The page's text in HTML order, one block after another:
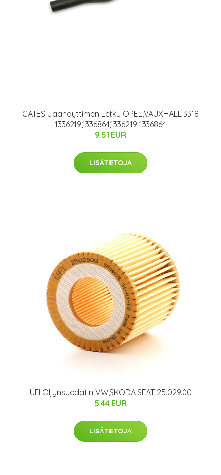
GATES Jäähdyttimen Letku OPEL,VAUXHALL 3318
1336219,1336864,1336219 1336864
9.51 EUR
LISÄTIETOJA
UFI Öljynsuodatin VW,SKODA,SEAT 25.029.00
5.44 EUR
LISÄTIETOJA